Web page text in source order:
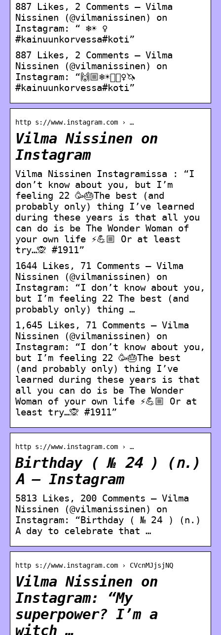
887 Likes, 2 Comments – Vilma
Nissinen (@vilmanissinen) on
Instagram: “ ❄️☀️ ‍♀️
#kainuunkorvessa#koti”
887 Likes, 2 Comments – Vilma
Nissinen (@vilmanissinen) on
Instagram: “🙌🏼❄️☀️🧚🏼‍♀️🦄
#kainuunkorvessa#koti”
http s://www.instagram.com › …
Vilma Nissinen on
Instagram
Vilma Nissinen Instagramissa : “I
don’t know about you, but I’m
feeling 22 🥳🎂The best (and
probably only) thing I’ve learned
during these years is that all you
can do is be The Wonder Woman of
your own life ⚡️💪🏼 Or at least
try…🙊 #1911”
1644 Likes, 71 Comments – Vilma
Nissinen (@vilmanissinen) on
Instagram: “I don’t know about you,
but I’m feeling 22 The best (and
probably only) thing …
1,645 Likes, 71 Comments – Vilma
Nissinen (@vilmanissinen) on
Instagram: “I don’t know about you,
but I’m feeling 22 🥳🎂The best
(and probably only) thing I’ve
learned during these years is that
all you can do is be The Wonder
Woman of your own life ⚡️💪🏼 Or at
least try…🙊 #1911”
http s://www.instagram.com › …
Birthday ( № 𝟤𝟦 ) (𝚗.)
𝙰 – Instagram
5813 Likes, 200 Comments – Vilma
Nissinen (@vilmanissinen) on
Instagram: “Birthday ( № 𝟤𝟦 ) (𝚗.)
𝙰 𝚍𝚊𝚢 𝚝𝚘 𝚌𝚎𝚕𝚎𝚋𝚛𝚊𝚝𝚎 𝚝𝚑𝚊𝚝 …
http s://www.instagram.com › CVcnMJjsjNQ
Vilma Nissinen on
Instagram: “My
superpower? I’m a
witch …